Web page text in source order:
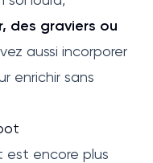
des graviers ou
aussi incorporer
enrichir sans
est encore plus